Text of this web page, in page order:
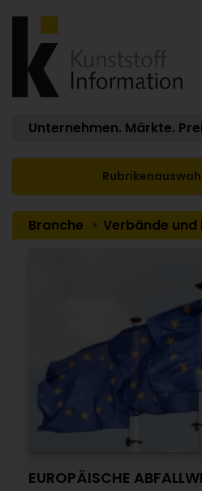
Unternehmen. Märkte.
Branche Verbände
EUROPÄISCHE